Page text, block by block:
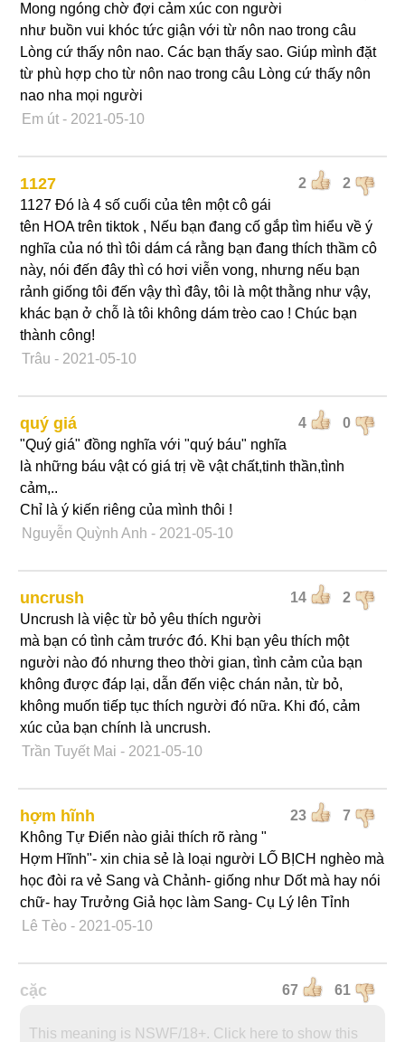
Mong ngóng chờ đợi cảm xúc con người
như buồn vui khóc tức giận với từ nôn nao trong câu
Lòng cứ thấy nôn nao. Các bạn thấy sao. Giúp mình đặt
từ phù hợp cho từ nôn nao trong câu Lòng cứ thấy nôn
nao nha mọi người
Em út - 2021-05-10
2 2
1127
1127 Đó là 4 số cuối của tên một cô gái
tên HOA trên tiktok , Nếu bạn đang cố gắp tìm hiểu về ý
nghĩa của nó thì tôi dám cá rằng bạn đang thích thầm cô
này, nói đến đây thì có hơi viễn vong, nhưng nếu bạn
rảnh giống tôi đến vậy thì đây, tôi là một thằng như vậy,
khác bạn ở chỗ là tôi không dám trèo cao ! Chúc bạn
thành công!
Trâu - 2021-05-10
4 0
quý giá
"Quý giá" đồng nghĩa với "quý báu" nghĩa
là những báu vật có giá trị về vật chất,tinh thần,tình
cảm,..
Chỉ là ý kiến riêng của mình thôi !
Nguyễn Quỳnh Anh - 2021-05-10
14 2
uncrush
Uncrush là việc từ bỏ yêu thích người
mà bạn có tình cảm trước đó. Khi bạn yêu thích một
người nào đó nhưng theo thời gian, tình cảm của bạn
không được đáp lại, dẫn đến việc chán nản, từ bỏ,
không muốn tiếp tục thích người đó nữa. Khi đó, cảm
xúc của bạn chính là uncrush.
Trần Tuyết Mai - 2021-05-10
23 7
hợm hĩnh
Không Tự Điển nào giải thích rõ ràng "
Hợm Hĩnh"- xin chia sẻ là loại người LỐ BỊCH nghèo mà
học đòi ra vẻ Sang và Chảnh- giống như Dốt mà hay nói
chữ- hay Trưởng Giả học làm Sang- Cụ Lý lên Tỉnh
Lê Tèo - 2021-05-10
67 61
cặc
This meaning is NSWF/18+. Click here to show this